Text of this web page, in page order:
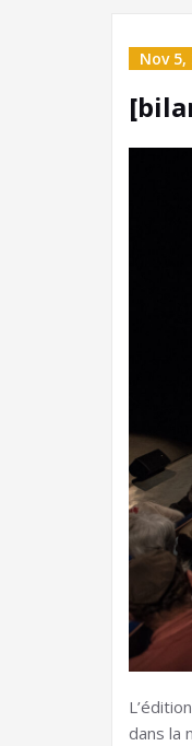
Nov 5,
dans la